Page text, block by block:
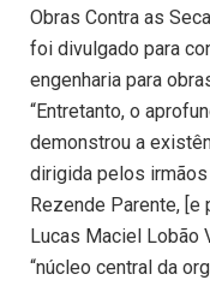
Obras Contra as
foi divulgado para
engenharia para
“Entretanto, o
demonstrou a
dirigida pelos
Rezende Parente,
Lucas Maciel Lobão
“núcleo central da